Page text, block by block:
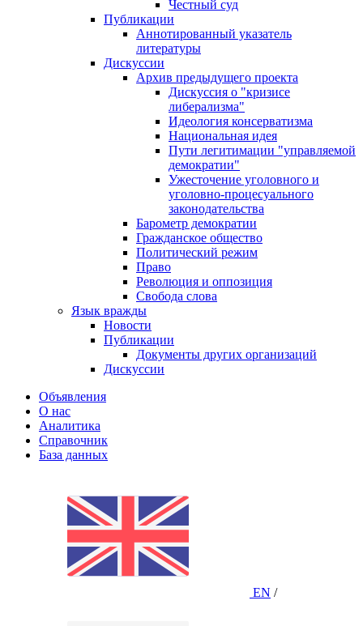
Честный суд
Публикации
Аннотированный указатель
литературы
Дискуссии
Архив предыдущего проекта
Дискуссия о "кризисе
либерализма"
Идеология консерватизма
Национальная идея
Пути легитимации "управляемой
демократии"
Ужесточение уголовного и
уголовно-процесуального
законодательства
Барометр демократии
Гражданское общество
Политический режим
Право
Революция и оппозиция
Свобода слова
Язык вражды
Новости
Публикации
Документы других организаций
Дискуссии
Объявления
О нас
Аналитика
Справочник
База данных
EN /